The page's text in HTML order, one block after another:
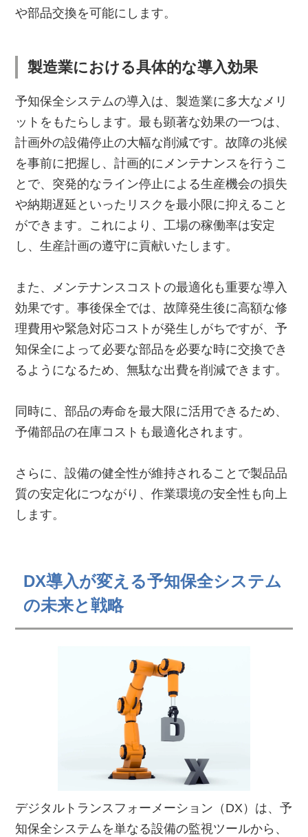
や部品交換を可能にします。
製造業における具体的な導入効果
予知保全システムの導入は、製造業に多大なメリ
ットをもたらします。最も顕著な効果の一つは、
計画外の設備停止の大幅な削減です。故障の兆候
を事前に把握し、計画的にメンテナンスを行うこ
とで、突発的なライン停止による生産機会の損失
や納期遅延といったリスクを最小限に抑えること
ができます。これにより、工場の稼働率は安定
し、生産計画の遵守に貢献いたします。
また、メンテナンスコストの最適化も重要な導入
効果です。事後保全では、故障発生後に高額な修
理費用や緊急対応コストが発生しがちですが、予
知保全によって必要な部品を必要な時に交換でき
るようになるため、無駄な出費を削減できます。
同時に、部品の寿命を最大限に活用できるため、
予備部品の在庫コストも最適化されます。
さらに、設備の健全性が維持されることで製品品
質の安定化につながり、作業環境の安全性も向上
します。
DX導入が変える予知保全システム
の未来と戦略
デジタルトランスフォーメーション（DX）は、予
知保全システムを単なる設備の監視ツールから、